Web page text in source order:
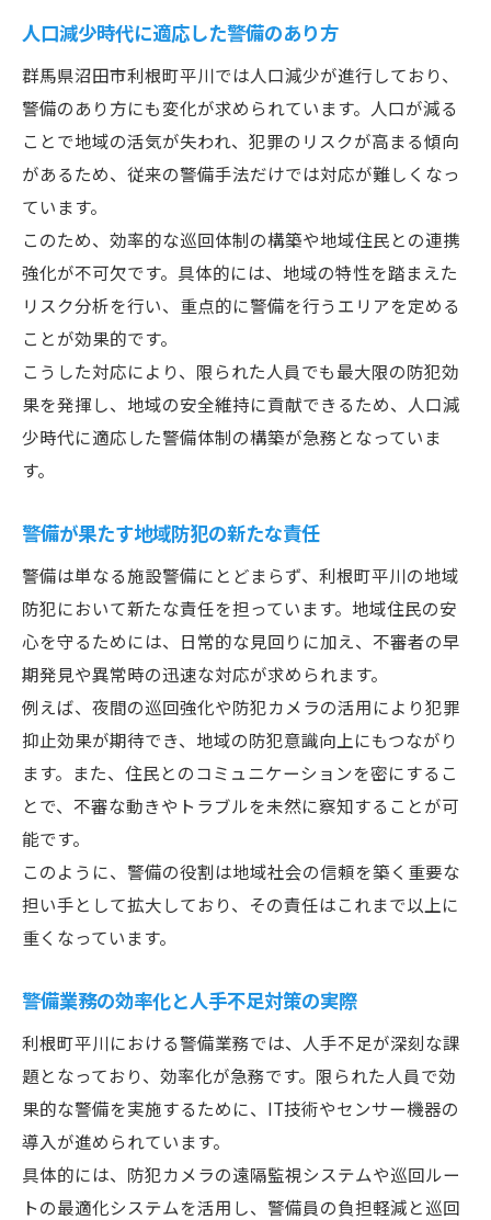
人口減少時代に適応した警備のあり方
群馬県沼田市利根町平川では人口減少が進行しており、
警備のあり方にも変化が求められています。人口が減る
ことで地域の活気が失われ、犯罪のリスクが高まる傾向
があるため、従来の警備手法だけでは対応が難しくなっ
ています。
このため、効率的な巡回体制の構築や地域住民との連携
強化が不可欠です。具体的には、地域の特性を踏まえた
リスク分析を行い、重点的に警備を行うエリアを定める
ことが効果的です。
こうした対応により、限られた人員でも最大限の防犯効
果を発揮し、地域の安全維持に貢献できるため、人口減
少時代に適応した警備体制の構築が急務となっていま
す。
警備が果たす地域防犯の新たな責任
警備は単なる施設警備にとどまらず、利根町平川の地域
防犯において新たな責任を担っています。地域住民の安
心を守るためには、日常的な見回りに加え、不審者の早
期発見や異常時の迅速な対応が求められます。
例えば、夜間の巡回強化や防犯カメラの活用により犯罪
抑止効果が期待でき、地域の防犯意識向上にもつながり
ます。また、住民とのコミュニケーションを密にするこ
とで、不審な動きやトラブルを未然に察知することが可
能です。
このように、警備の役割は地域社会の信頼を築く重要な
担い手として拡大しており、その責任はこれまで以上に
重くなっています。
警備業務の効率化と人手不足対策の実際
利根町平川における警備業務では、人手不足が深刻な課
題となっており、効率化が急務です。限られた人員で効
果的な警備を実施するために、IT技術やセンサー機器の
導入が進められています。
具体的には、防犯カメラの遠隔監視システムや巡回ルー
トの最適化システムを活用し、警備員の負担軽減と巡回